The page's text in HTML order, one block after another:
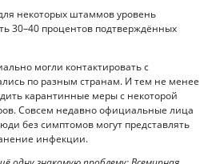
некоторых штаммов уровень
30–40 процентов подтверждённых
могли контактировать с
по разным странам. И тем не менее
карантинные меры с некоторой
Совсем недавно официальные лица
без симптомов могут представлять
инфекции.